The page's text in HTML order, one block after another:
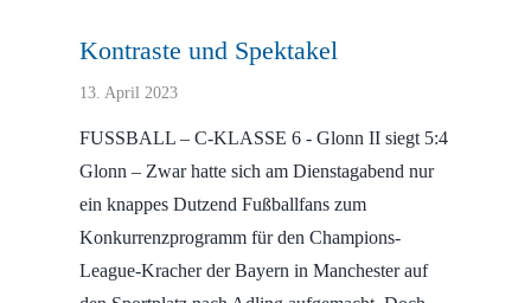
Kontraste und Spektakel
13. April 2023
FUSSBALL – C-KLASSE 6 - Glonn II siegt 5:4
Glonn – Zwar hatte sich am Dienstagabend nur
ein knappes Dutzend Fußballfans zum
Konkurrenzprogramm für den Champions-
League-Kracher der Bayern in Manchester auf